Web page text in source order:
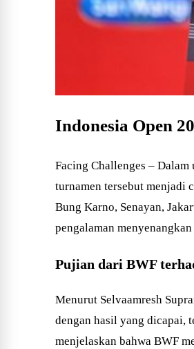
Indonesia Open
Facing Challenges –
turnamen tersebut menjadi
Bung Karno, Senayan,
pengalaman
Pujian dari BWF
Menurut Selvaamresh
dengan hasil yang dicapai,
menjelaskan bahwa BWF